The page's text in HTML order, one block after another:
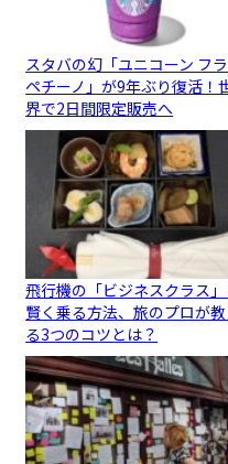
スタバの幻「ユニコーン フラ
ペチーノ」が9年ぶり復活！
界で2日間限定販売へ
飛行機の「ビジネスクラス
賢く乗る方法、旅のプロが
る3つのコツとは？